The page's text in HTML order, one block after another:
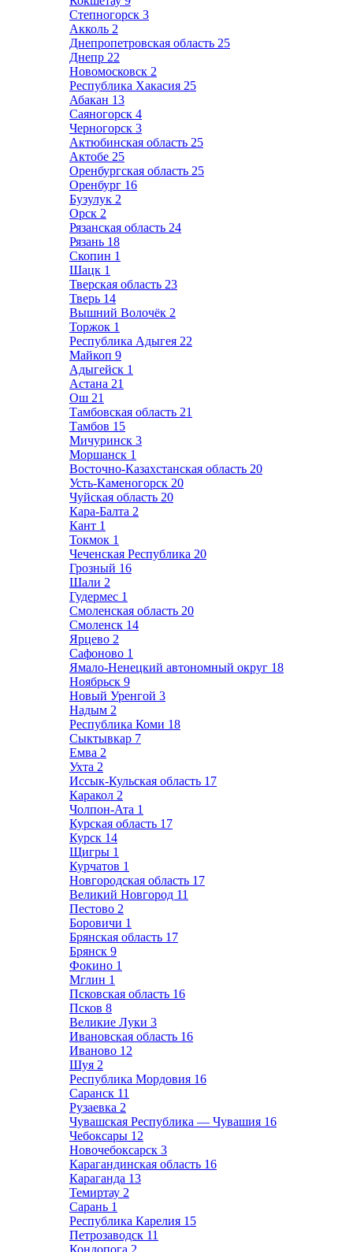
Степногорск 3
Акколь 2
Днепропетровская область 25
Днепр 22
Новомосковск 2
Республика Хакасия 25
Абакан 13
Саяногорск 4
Черногорск 3
Актюбинская область 25
Актобе 25
Оренбургская область 25
Оренбург 16
Бузулук 2
Орск 2
Рязанская область 24
Рязань 18
Скопин 1
Шацк 1
Тверская область 23
Тверь 14
Вышний Волочёк 2
Торжок 1
Республика Адыгея 22
Майкоп 9
Адыгейск 1
Астана 21
Ош 21
Тамбовская область 21
Тамбов 15
Мичуринск 3
Моршанск 1
Восточно-Казахстанская область 20
Усть-Каменогорск 20
Чуйская область 20
Кара-Балта 2
Кант 1
Токмок 1
Чеченская Республика 20
Грозный 16
Шали 2
Гудермес 1
Смоленская область 20
Смоленск 14
Ярцево 2
Сафоново 1
Ямало-Ненецкий автономный округ 18
Ноябрьск 9
Новый Уренгой 3
Надым 2
Республика Коми 18
Сыктывкар 7
Емва 2
Ухта 2
Иссык-Кульская область 17
Каракол 2
Чолпон-Ата 1
Курская область 17
Курск 14
Щигры 1
Курчатов 1
Новгородская область 17
Великий Новгород 11
Пестово 2
Боровичи 1
Брянская область 17
Брянск 9
Фокино 1
Мглин 1
Псковская область 16
Псков 8
Великие Луки 3
Ивановская область 16
Иваново 12
Шуя 2
Республика Мордовия 16
Саранск 11
Рузаевка 2
Чувашская Республика — Чувашия 16
Чебоксары 12
Новочебоксарск 3
Карагандинская область 16
Караганда 13
Темиртау 2
Сарань 1
Республика Карелия 15
Петрозаводск 11
Кондопога 2